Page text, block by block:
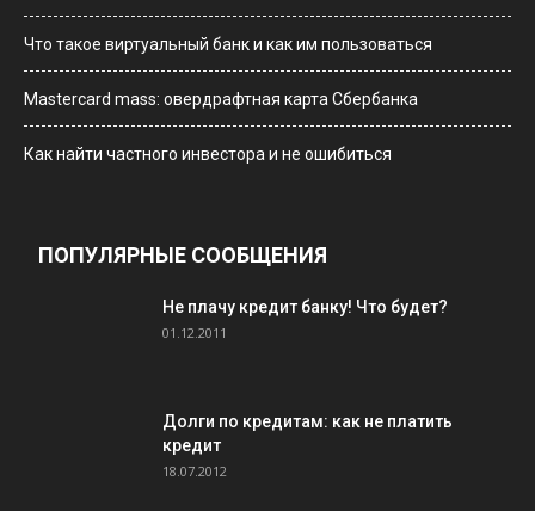
Что такое виртуальный банк и как им пользоваться
Мastercard mass: овердрафтная карта Сбербанка
Как найти частного инвестора и не ошибиться
ПОПУЛЯРНЫЕ СООБЩЕНИЯ
Не плачу кредит банку! Что будет?
01.12.2011
Долги по кредитам: как не платить
кредит
18.07.2012